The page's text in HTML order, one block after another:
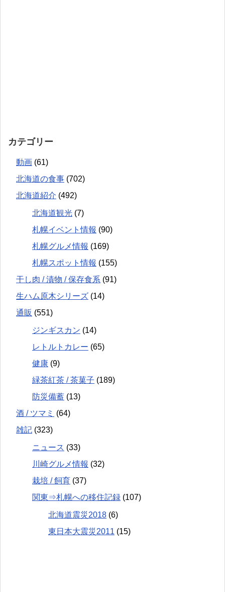
カテゴリー
動画 (61)
北海道の食事 (702)
北海道紹介 (492)
北海道観光 (7)
札幌イベント情報 (90)
札幌グルメ情報 (169)
札幌スポット情報 (155)
干し肉 / 漬物 / 保存食系 (91)
生ハム原木シリーズ (14)
通販 (551)
ジンギスカン (14)
レトルトカレー (65)
健康 (9)
緑茶紅茶 / 茶菓子 (189)
防災備蓄 (13)
酒 / ツマミ (64)
雑記 (323)
ニュース (33)
川崎グルメ情報 (32)
栽培 / 飼育 (37)
関東⇒札幌への移住記録 (107)
北海道震災2018 (6)
東日本大震災2011 (15)